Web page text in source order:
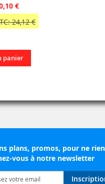
€
24,12 €
panier
plans, promos, pour ne rien
vous à notre newsletter